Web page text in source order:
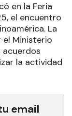
en la Feria
el encuentro
La
el Ministerio
la actividad
email